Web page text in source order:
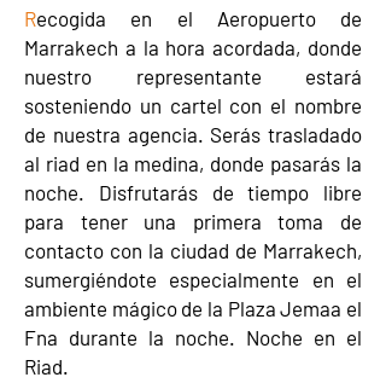
Recogida en el Aeropuerto de
Marrakech a la hora acordada, donde
nuestro representante estará
sosteniendo un cartel con el nombre
de nuestra agencia. Serás trasladado
al riad en la medina, donde pasarás la
noche. Disfrutarás de tiempo libre
para tener una primera toma de
contacto con la ciudad de Marrakech,
sumergiéndote especialmente en el
ambiente mágico de la Plaza Jemaa el
Fna durante la noche. Noche en el
Riad.